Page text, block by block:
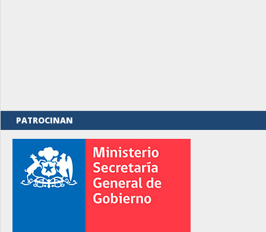
PATROCINAN